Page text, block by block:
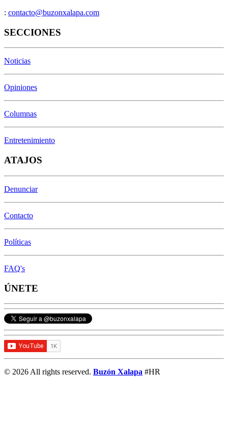
: contacto@buzonxalapa.com
SECCIONES
Noticias
Opiniones
Columnas
Entretenimiento
ATAJOS
Denunciar
Contacto
Políticas
FAQ's
ÚNETE
© 2026 All rights reserved. Buzón Xalapa #HR